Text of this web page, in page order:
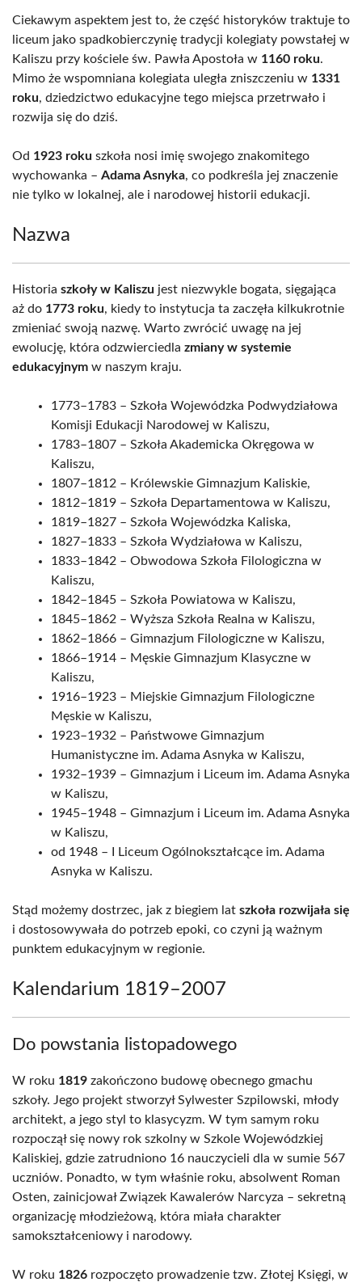
Ciekawym aspektem jest to, że część historyków traktuje to
liceum jako spadkobierczynię tradycji kolegiaty powstałej w
Kaliszu przy kościele św. Pawła Apostoła w 1160 roku.
Mimo że wspomniana kolegiata uległa zniszczeniu w 1331
roku, dziedzictwo edukacyjne tego miejsca przetrwało i
rozwija się do dziś.
Od 1923 roku szkoła nosi imię swojego znakomitego
wychowanka – Adama Asnyka, co podkreśla jej znaczenie
nie tylko w lokalnej, ale i narodowej historii edukacji.
Nazwa
Historia szkoły w Kaliszu jest niezwykle bogata, sięgająca
aż do 1773 roku, kiedy to instytucja ta zaczęła kilkukrotnie
zmieniać swoją nazwę. Warto zwrócić uwagę na jej
ewolucję, która odzwierciedla zmiany w systemie
edukacyjnym w naszym kraju.
1773–1783 – Szkoła Wojewódzka Podwydziałowa
Komisji Edukacji Narodowej w Kaliszu,
1783–1807 – Szkoła Akademicka Okręgowa w
Kaliszu,
1807–1812 – Królewskie Gimnazjum Kaliskie,
1812–1819 – Szkoła Departamentowa w Kaliszu,
1819–1827 – Szkoła Wojewódzka Kaliska,
1827–1833 – Szkoła Wydziałowa w Kaliszu,
1833–1842 – Obwodowa Szkoła Filologiczna w
Kaliszu,
1842–1845 – Szkoła Powiatowa w Kaliszu,
1845–1862 – Wyższa Szkoła Realna w Kaliszu,
1862–1866 – Gimnazjum Filologiczne w Kaliszu,
1866–1914 – Męskie Gimnazjum Klasyczne w
Kaliszu,
1916–1923 – Miejskie Gimnazjum Filologiczne
Męskie w Kaliszu,
1923–1932 – Państwowe Gimnazjum
Humanistyczne im. Adama Asnyka w Kaliszu,
1932–1939 – Gimnazjum i Liceum im. Adama Asnyka
w Kaliszu,
1945–1948 – Gimnazjum i Liceum im. Adama Asnyka
w Kaliszu,
od 1948 – I Liceum Ogólnokształcące im. Adama
Asnyka w Kaliszu.
Stąd możemy dostrzec, jak z biegiem lat szkoła rozwijała się
i dostosowywała do potrzeb epoki, co czyni ją ważnym
punktem edukacyjnym w regionie.
Kalendarium 1819–2007
Do powstania listopadowego
W roku 1819 zakończono budowę obecnego gmachu
szkoły. Jego projekt stworzył Sylwester Szpilowski, młody
architekt, a jego styl to klasycyzm. W tym samym roku
rozpoczął się nowy rok szkolny w Szkole Wojewódzkiej
Kaliskiej, gdzie zatrudniono 16 nauczycieli dla w sumie 567
uczniów. Ponadto, w tym właśnie roku, absolwent Roman
Osten, zainicjował Związek Kawalerów Narcyza – sekretną
organizację młodzieżową, która miała charakter
samokształceniowy i narodowy.
W roku 1826 rozpoczęto prowadzenie tzw. Złotej Księgi, w